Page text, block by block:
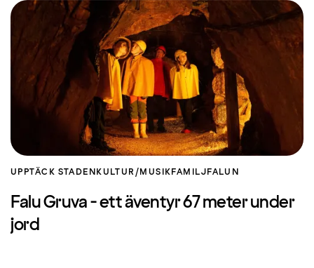
UPPTÄCK STADEN KULTUR/MUSIK FAMILJ FALUN
Falu Gruva - ett äventyr 67 meter under
jord